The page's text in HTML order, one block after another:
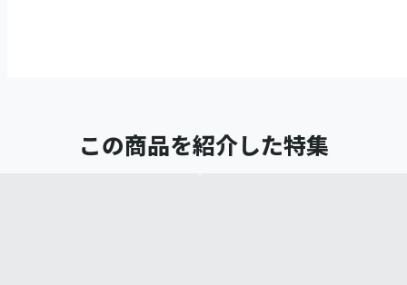
この商品を紹介した特集